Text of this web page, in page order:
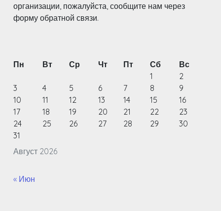
организации, пожалуйста, сообщите нам через
форму обратной связи.
Август 2026
Пн Вт Ср Чт Пт Сб
Вс
1
2
3
4 5 6 7 8
9
10
11 12 13 14 15
16
17
18 19 20 21 22
23
24
25 26 27 28 29
30
31
« Июн